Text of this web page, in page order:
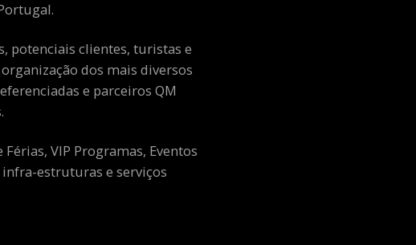
potenciais clientes, turistas e
dos mais diversos
e parceiros QM
VIP Programas, Eventos
infra-estruturas e serviços